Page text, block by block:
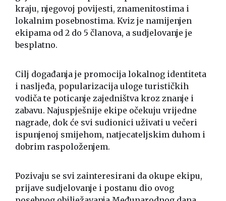
kraju, njegovoj povijesti, znamenitostima i
lokalnim posebnostima. Kviz je namijenjen
ekipama od 2 do 5 članova, a sudjelovanje je
besplatno.
Cilj događanja je promocija lokalnog identiteta
i nasljeđa, popularizacija uloge turističkih
vodiča te poticanje zajedništva kroz znanje i
zabavu. Najuspješnije ekipe očekuju vrijedne
nagrade, dok će svi sudionici uživati u večeri
ispunjenoj smijehom, natjecateljskim duhom i
dobrim raspoloženjem.
Pozivaju se svi zainteresirani da okupe ekipu,
prijave sudjelovanje i postanu dio ovog